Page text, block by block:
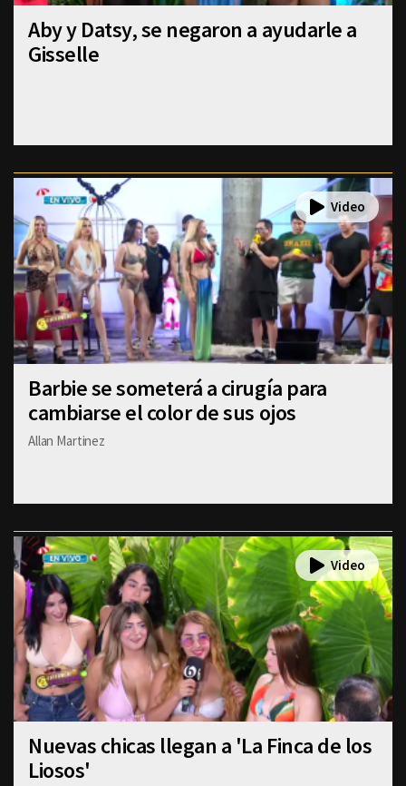
Aby y Datsy, se negaron a ayudarle a
Gisselle
Barbie se someterá a cirugía para
cambiarse el color de sus ojos
Allan Martinez
Nuevas chicas llegan a 'La Finca de los
Liosos'